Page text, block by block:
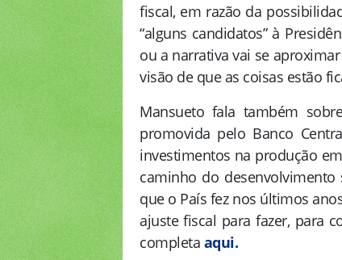
fiscal, em razão da
“alguns candidatos” à
ou a narrativa vai se
visão de que as coisas estão
Mansueto fala também
promovida pelo Banco
investimentos na produção
caminho do
que o País fez nos últimos
ajuste fiscal para fazer, para
completa aqui.